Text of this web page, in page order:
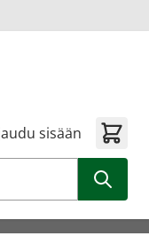
sisään